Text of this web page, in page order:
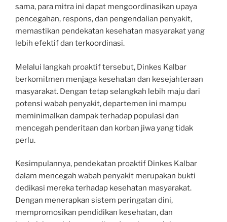
sama, para mitra ini dapat mengoordinasikan upaya
pencegahan, respons, dan pengendalian penyakit,
memastikan pendekatan kesehatan masyarakat yang
lebih efektif dan terkoordinasi.
Melalui langkah proaktif tersebut, Dinkes Kalbar
berkomitmen menjaga kesehatan dan kesejahteraan
masyarakat. Dengan tetap selangkah lebih maju dari
potensi wabah penyakit, departemen ini mampu
meminimalkan dampak terhadap populasi dan
mencegah penderitaan dan korban jiwa yang tidak
perlu.
Kesimpulannya, pendekatan proaktif Dinkes Kalbar
dalam mencegah wabah penyakit merupakan bukti
dedikasi mereka terhadap kesehatan masyarakat.
Dengan menerapkan sistem peringatan dini,
mempromosikan pendidikan kesehatan, dan